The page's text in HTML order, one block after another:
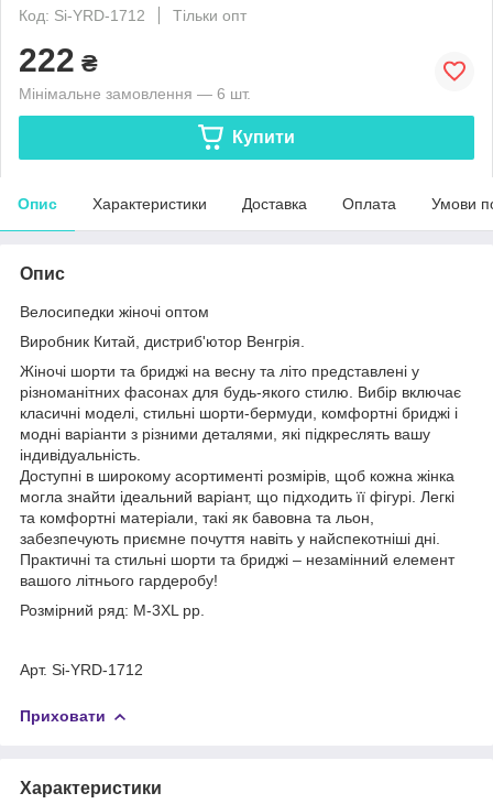
Код: Si-YRD-1712
Тільки опт
222 ₴
Мінімальне замовлення — 6 шт.
Купити
Опис Характеристики Доставка Оплата Умови
Опис
Велосипедки жіночі оптом
Виробник Китай, дистриб'ютор Венгрія.
Жіночі шорти та бриджі на весну та літо представлені у
різноманітних фасонах для будь-якого стилю. Вибір включає
класичні моделі, стильні шорти-бермуди, комфортні бриджі і
модні варіанти з різними деталями, які підкреслять вашу
індивідуальність.
Доступні в широкому асортименті розмірів, щоб кожна жінка
могла знайти ідеальний варіант, що підходить її фігурі. Легкі
та комфортні матеріали, такі як бавовна та льон,
забезпечують приємне почуття навіть у найспекотніші дні.
Практичні та стильні шорти та бриджі – незамінний елемент
вашого літнього гардеробу!
Розмірний ряд: M-3XL рр.
Арт. Si-YRD-1712
Приховати
Характеристики